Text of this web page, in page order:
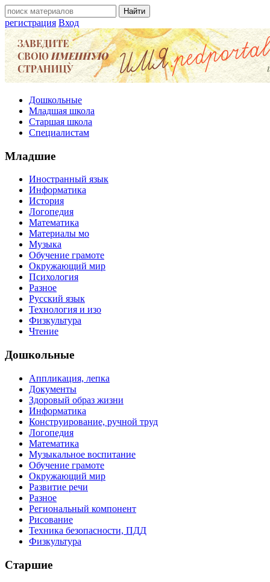
регистрация Вход
Дошкольные
Младшая школа
Старшая школа
Специалистам
Младшие
Иностранный язык
Информатика
История
Логопедия
Математика
Материалы мо
Музыка
Обучение грамоте
Окружающий мир
Психология
Разное
Русский язык
Технология и изо
Физкультура
Чтение
Дошкольные
Аппликация, лепка
Документы
Здоровый образ жизни
Информатика
Конструирование, ручной труд
Логопедия
Математика
Музыкальное воспитание
Обучение грамоте
Окружающий мир
Развитие речи
Разное
Региональный компонент
Рисование
Техника безопасности, ПДД
Физкультура
Старшие